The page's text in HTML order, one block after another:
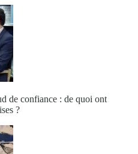
de confiance : de quoi ont
?